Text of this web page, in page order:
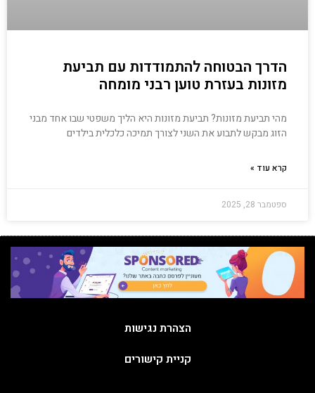
הדרך הבטוחה להתמודדות עם תביעת
מזונות בעזרת טוען רבני מומחה
מהי תביעת מזונות? תביעת מזונות היא הליך משפטי שבו אחד מבני
הזוג מבקש לתבוע את השני לצורך תמיכה כלכלית בילדים
קרא עוד »
ספטמבר 28, 2025
הצהרת נגישות
קניית קישורים